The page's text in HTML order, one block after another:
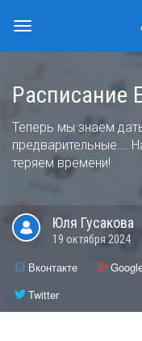
Расписание
Теперь мы знаем
предварительные….
теряем времени!
Юля Гусакова
19 октября 2024
Вконтакте
Twitter